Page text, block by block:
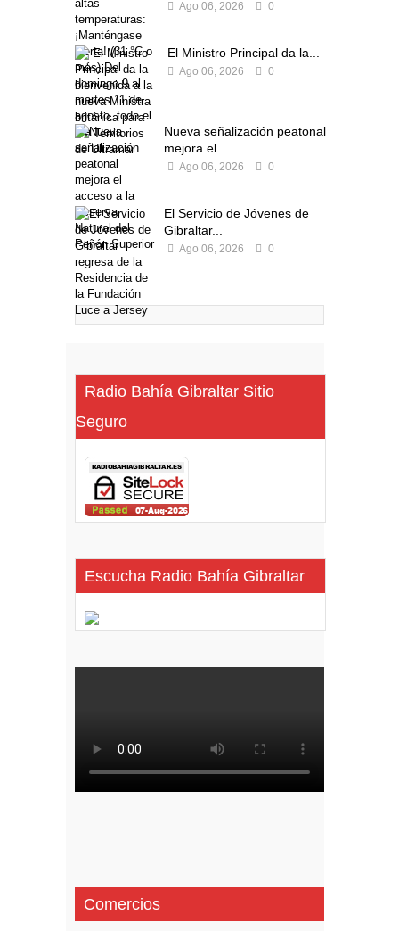
Ago 06, 2026 0
El Ministro Principal da la...
Ago 06, 2026 0
Nueva señalización peatonal
mejora el...
Ago 06, 2026 0
El Servicio de Jóvenes de
Gibraltar...
Ago 06, 2026 0
Radio Bahía Gibraltar Sitio
Seguro
Escucha Radio Bahía Gibraltar
Comercios